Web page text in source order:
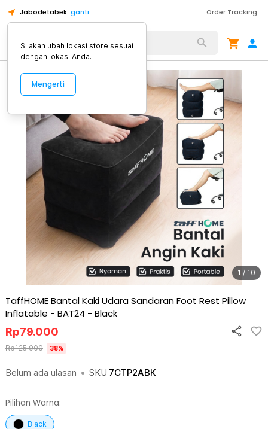
Jabodetabek ganti Order Tracking
Alat Kopi
1 / 10
TaffHOME Bantal Kaki Udara Sandaran Foot Rest Pillow
Inflatable - BAT24 - Black
Belum ada ulasan • SKU 7CTP2ABK
Rp79.000
Rp125.900 38%
Pilihan Warna:
Black
Silakan ubah lokasi store sesuai
dengan lokasi Anda.
Mengerti